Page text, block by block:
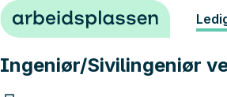
Hopp til innhold
Ingeniør/Sivilingeniør